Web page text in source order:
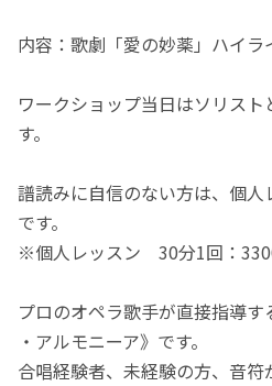
内容：歌劇「愛の妙薬」ハイラ
ワークショップ当日はソリス
す。
譜読みに自信のない方は、個
です。
※個人レッスン 30分1回：
プロのオペラ歌手が直接指導
・アルモニーア》です。
合唱経験者、未経験の方、音